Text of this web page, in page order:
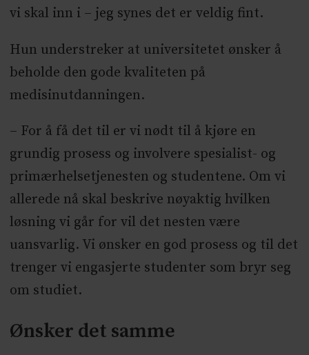
vi skal inn i – jeg synes det er veldig fint.
Hun understreker at universitetet ønsker å
beholde den gode kvaliteten på
medisinutdanningen.
– For å få det til er vi nødt til å kjøre en
grundig prosess og involvere spesialist- og
primærhelsetjenesten og studentene. Om vi
allerede nå skal beskrive nøyaktig hvilken
løsning vi går for vil det nesten være
uansvarlig. Vi ønsker en god prosess og til det
trenger vi engasjerte studenter som bryr seg
om studiet.
Ønsker det samme